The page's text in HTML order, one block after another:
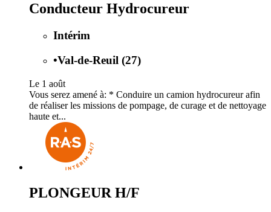
Conducteur Hydrocureur
Intérim
•Val-de-Reuil (27)
Le 1 août
Vous serez amené à: * Conduire un camion hydrocureur afin
de réaliser les missions de pompage, de curage et de nettoyage
haute et...
PLONGEUR H/F